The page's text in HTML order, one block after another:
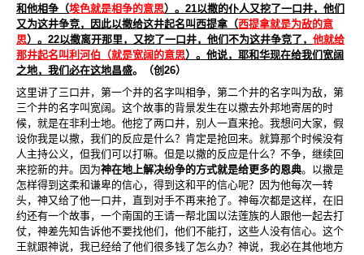
和他相争（埃色就是相争的意思）。 21以撒的仆人又挖了一口井，他们
又为这井争竞，因此以撒给这井起名叫西提拿（西提拿就是为敌的意
思）。 22以撒离开那里，又挖了一口井，他们不为这井争竞了， 他就给
那井起名叫利河伯（就是宽阔的意思）。他说，耶和华现在给我们宽阔
之地，我们必在这地昌盛。（创 26）
这里讲了三口井，第一个井的名字叫相争，第二个井的名字叫为敌，第
三个井的名字叫宽阔。这个故事的背景发生在以撒去外邦地寄居的时
候，就是在非利士地。他挖了两口井，别人一直来抢。我想问大家，假
设你我是以撒，我们的反应是什么？肯定是抢回来。就算那个时候没有
人主持公义，但我们可以打嘛。但是以撒的反应是什么？不争，继续回
来挖新的井。因为神在地上解决纷争的方式就是给更多的恩典。以撒是
怎样得到这柔和谦卑的信心，得到这和平的信心呢？因为他每次一转
头，神又给了他一口井，直到对手不再来抢了。神每次都是这样，在旧
约还有一个故事，一个南国的王请一帮北国以法莲族的人跟他一起去打
仗，神差先知告诉他不要找他们，他们不能打，这些人没有信心。这个
王就跟神说，我已经给了他们很多钱了怎么办？神说，我必在其他地方